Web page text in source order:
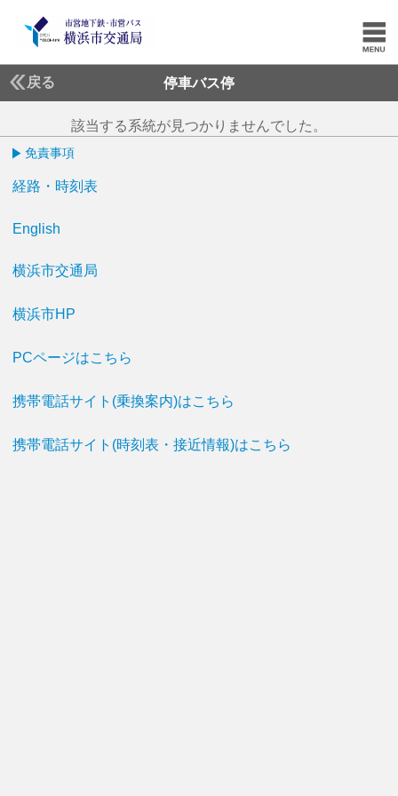
戻る 停車バス停
該当する系統が見つかりませんでした。
免責事項
経路・時刻表
English
横浜市交通局
横浜市HP
PCページはこちら
携帯電話サイト(乗換案内)はこちら
携帯電話サイト(時刻表・接近情報)はこちら